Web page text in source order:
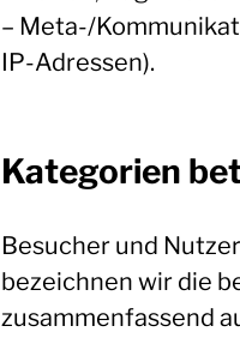
– Meta-/
IP-Adressen).
Kategorien
Besucher und
bezeichnen wir die
zusammenfassend